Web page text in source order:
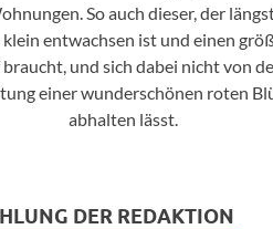
So auch dieser, der
entwachsen ist und einen
braucht, und sich dabei nicht von
einer wunderschönen roten
abhalten lässt.
DER REDAKTION